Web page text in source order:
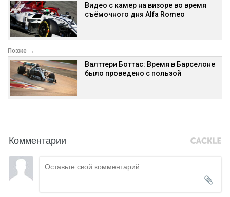
Видео с камер на визоре во время
съёмочного дня Alfa Romeo
Позже →
Валттери Боттас: Время в Барселоне
было проведено с пользой
Комментарии